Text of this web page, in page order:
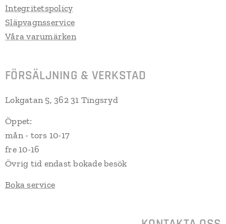
Integritetspolicy
Släpvagnsservice
Våra varumärken
FÖRSÄLJNING & VERKSTAD
Lokgatan 5, 362 31 Tingsryd
Öppet:
mån - tors 10-17
fre 10-16
Övrig tid endast bokade besök
Boka service